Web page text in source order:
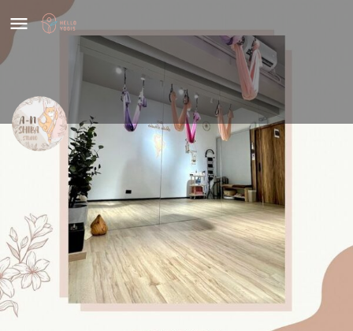
Anshiba Studio
HK$98 Share
基本資料 聯絡方法 設備 評價
Leave a review Share